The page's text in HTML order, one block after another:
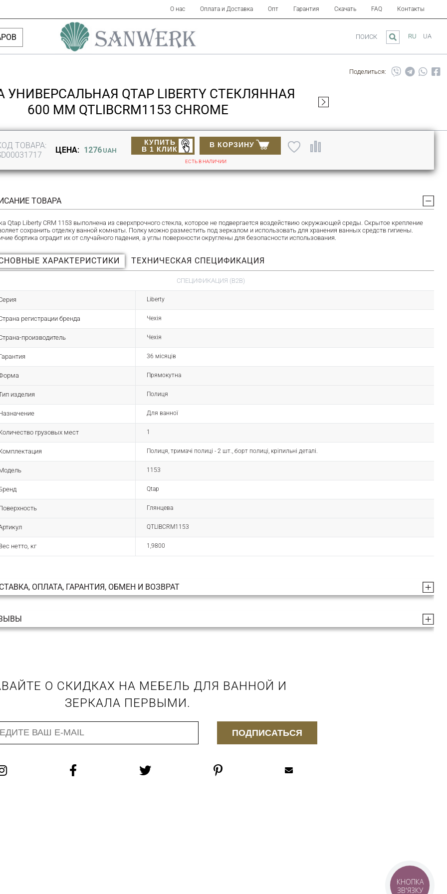
О нас Оплата и Доставка Опт Гарантия Скачать FAQ Контакты
RU UA
ПОИСК
Поделиться:
УНИВЕРСАЛЬНАЯ QTAP LIBERTY СТЕКЛЯННАЯ
600 ММ QTLIBCRM1153 CHROME
ТОВАРА:
ЦЕНА: 1276 UAH
В КОРЗИНУ
КУПИТЬ
В 1 КЛИК
ЕСТЬ В НАЛИЧИИ
ТОВАРА
Qtap Liberty CRM 1153 выполнена из сверхпрочного стекла, которое не подвергается воздействию окружающей среды. Скрытое крепление
сохранить отделку ванной комнаты. Полку можно разместить под зеркалом и использовать для хранения ванных средств гигиены.
бортика оградит их от случайного падения, а углы поверхности округлены для безопасности использования.
ХАРАКТЕРИСТИКИ ТЕХНИЧЕСКАЯ СПЕЦИФИКАЦИЯ
СПЕЦИФИКАЦИЯ (B2B)
Liberty
регистрации бренда Чехія
производитель Чехія
36 місяців
Прямокутна
изделия Полиця
Для ванної
грузовых мест 1
Полиця, тримачі полиці - 2 шт., борт полиці, кріпильні деталі.
1153
Qtap
Глянцева
QTLIBCRM1153
нетто, кг 1,9800
ОПЛАТА, ГАРАНТИЯ, ОБМЕН И ВОЗВРАТ
О СКИДКАХ НА МЕБЕЛЬ ДЛЯ ВАННОЙ И
ЗЕРКАЛА ПЕРВЫМИ.
ПОДПИСАТЬСЯ
КНОПКА
ЗВ'ЯЗКУ